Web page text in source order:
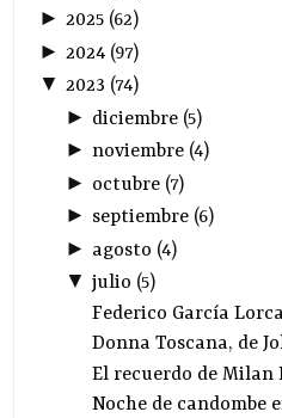
►2025 (62)
► 2024 (97)
▼2023 (74)
► diciembre(5)
► noviembre(4)
► octubre(7)
► septiembre(6)
► agosto (4)
▼ julio (5)
Federico García
Donna Toscana, de
El recuerdo de Milan
Noche de candombe